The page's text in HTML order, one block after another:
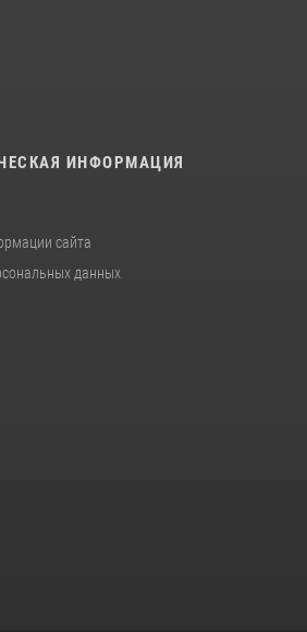
ИНФОРМАЦИЯ
сайта
данных